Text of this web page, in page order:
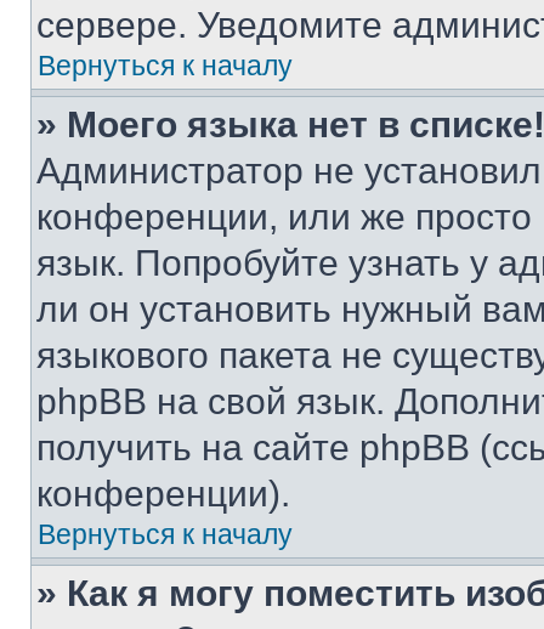
сервере. Уведомите
Вернуться к началу
» Моего языка нет в списке!
Администратор не
конференции, или же
язык. Попробуйте узнать у
ли он установить нужный
языкового пакета не
phpBB на свой язык.
получить на сайте phpBB
конференции).
Вернуться к началу
» Как я могу поместить